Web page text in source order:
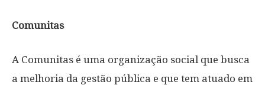
Comunitas
A Comunitas é uma organização social que busca
a melhoria da gestão pública e que tem atuado em